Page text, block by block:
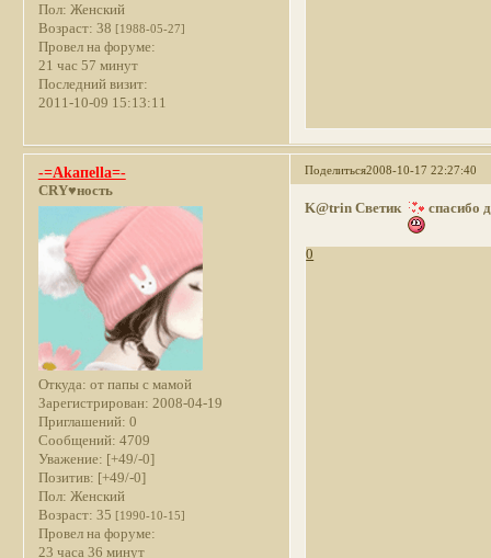
Пол: Женский
Возраст: 38 [1988-05-27]
Провел на форуме:
21 час 57 минут
Последний визит:
2011-10-09 15:13:11
Поделиться2008-10-17 22:27:40
-=Akaпella=-
CRY♥ность
Откуда: от папы с мамой
Зарегистрирован: 2008-04-19
Приглашений: 0
Сообщений: 4709
Уважение: [+49/-0]
Позитив: [+49/-0]
Пол: Женский
Возраст: 35 [1990-10-15]
Провел на форуме:
23 часа 36 минут
K@trin Светик спасибо
0